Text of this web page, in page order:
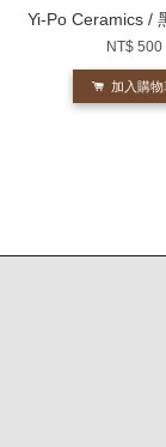
Yi-Po Ceramics /
NT$ 500
加入購物